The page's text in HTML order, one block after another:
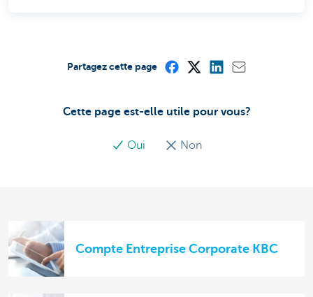
Cette page est-elle utile pour vous?
Oui Non
Partagez cette page
Compte Entreprise Corporate KBC